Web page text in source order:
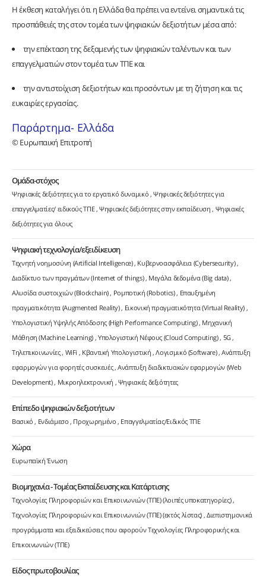
Η έκθεση καταλήγει ότι η Ελλάδα θα πρέπει να εντείνει σημαντικά τις
προσπάθειές της στον τομέα των ψηφιακών δεξιοτήτων μέσα από:
την επέκταση της δεξαμενής των ψηφιακών ταλέντων και των
επαγγελματιών στον τομέα των ΤΠΕ και
την αντιστοίχιση δεξιοτήτων και προσόντων με τη ζήτηση και τις
ευκαιρίες εργασίας.
Παράρτημα- Ελλάδα
© Ευρωπαική Επιτροπή
Ομάδα-στόχος
Ψηφιακές δεξιότητες για το εργατικό δυναμικό Ψηφιακές δεξιότητες για
επαγγελματίες/ ειδικούς ΤΠΕ Ψηφιακές δεξιότητες στην εκπαίδευση Ψηφιακές
δεξιότητες για όλους
Ψηφιακή τεχνολογία/εξειδίκευση
Τεχνητή νοημοσύνη (Artificial Intelligence) Κυβερνοασφάλεια (Cybersecurity)
Διαδίκτυο των πραγμάτων (Internet of things) Μεγάλα δεδομένα (Big data)
Αλυσίδα συστοιχιών (Blockchain)
Ρομποτική (Robotics)
Επαυξημένη
πραγματικότητα (Augmented Reality)
Εικονική πραγματικότητα (Virtual Reality)
Υπολογιστική Υψηλής Απόδοσης (High Performance Computing) Μηχανική
Μάθηση (Machine Learning) Υπολογιστική Νέφους (Cloud Computing) 5G
Τηλεπικοινωνίες WiFi Κβαντική Υπολογιστική Λογισμικό (Software) Ανάπτυξη
εφαρμογών για φορητές συσκευές Ανάπτυξη διαδικτυακών εφαρμογών (Web
Development)
Μικροηλεκτρονική Ψηφιακές δεξιότητες
Επίπεδο ψηφιακών δεξιοτήτων
Βασικό Ενδιάμεσο Προχωρημένο Επαγγελματίας/Ειδικός ΤΠΕ
Χώρα
Ευρωπαϊκή Ένωση
Βιομηχανία - Τομέας Εκπαίδευσης και Κατάρτισης
Τεχνολογίες Πληροφοριών και Επικοινωνιών (ΤΠΕ) (λοιπές υποκατηγορίες)
Τεχνολογίες Πληροφοριών και Επικοινωνιών (ΤΠΕ) (εκτός λίστας) Διεπιστημονικά
προγράμματα και εξειδικεύσεις που αφορούν Τεχνολογίες Πληροφορικής και
Επικοινωνιών (ΤΠΕ)
Είδος πρωτοβουλίας